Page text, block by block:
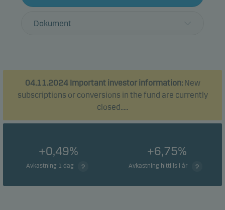
Dokument
04.11.2024 Important investor information:New
subscriptions or conversions in the fund are currently
closed.....
+0,49%
Avkastning 1 dag
+6,75%
Avkastning hittills i år